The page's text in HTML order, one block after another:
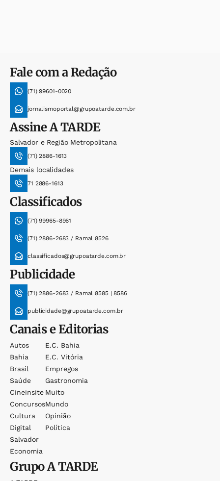
Fale com a Redação
(71) 99601-0020
jornalismoportal@grupoatarde.com.br
AssineA TARDE
Salvador e Região Metropolitana
(71) 2886-1613
Demais localidades
71 2886-1613
Classificados
(71) 99965-8961
(71) 2886-2683 / Ramal 8526
classificados@grupoatarde.com.br
Publicidade
(71) 2886-2683 / Ramal 8585 | 8586
publicidade@grupoatarde.com.br
Canais e Editorias
Autos
Bahia
Brasil
Saúde
Cineinsite
Concursos
Cultura
Digital
Salvador
Economia
E.c. Bahia
E.c. Vitória
Empregos
Gastronomia
Muito
Mundo
Opinião
Política
GrupoA TARDE